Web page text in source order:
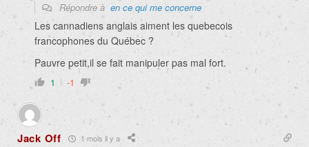
Répondre à en ce qui me concerne
Les cannadiens anglais aiment les quebecois
francophones du Québec ?
Pauvre petit,il se fait manipuler pas mal fort.
1 -1
Jack Off 1 mois il y a